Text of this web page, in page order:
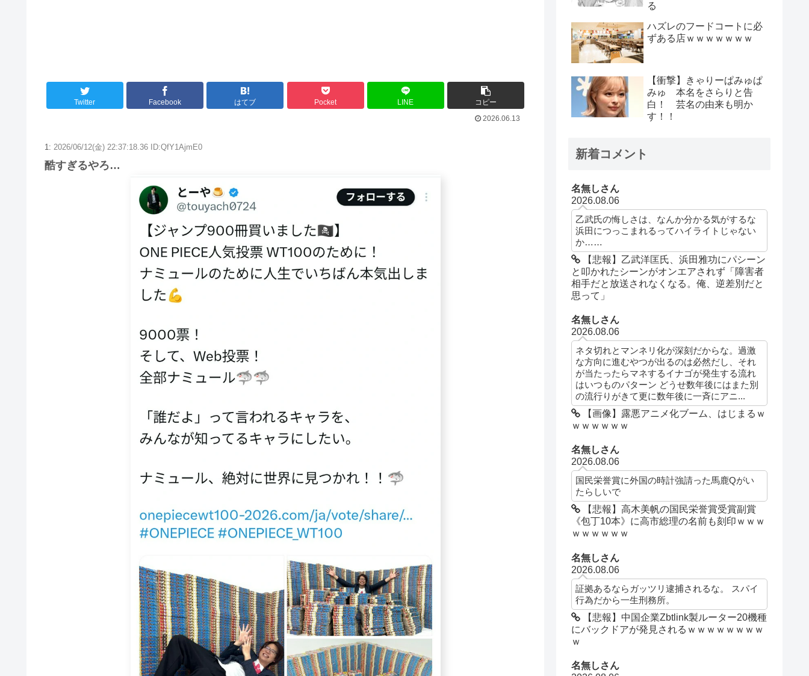
Twitter Facebook はてブ Pocket LINE
コピー
2026.06.13
1: 2026/06/12(金) 22:37:18.36 ID:QfY1AjmE0
酷すぎるやろ…
る
ハズレのフードコートに必
ずある店ｗｗｗｗｗｗｗ
【衝撃】きゃりーぱみゅぱ
みゅ 本名をさらりと告
白！ 芸名の由来も明か
す！！
新着コメント
名無しさん
2026.08.06
乙武氏の悔しさは、なんか分かる気がするな
浜田につっこまれるってハイライトじゃない
か……
【悲報】乙武洋匡氏、浜田雅功にパシーン
と叩かれたシーンがオンエアされず「障害者
相手だと放送されなくなる。俺、逆差別だと
思って」
名無しさん
2026.08.06
ネタ切れとマンネリ化が深刻だからな。過激
な方向に進むやつが出るのは必然だし、それ
が当たったらマネするイナゴが発生する流れ
はいつものパターン どうせ数年後にはまた別
の流行りがきて更に数年後に一斉にアニ...
【画像】露悪アニメ化ブーム、はじまるｗ
ｗｗｗｗｗｗ
名無しさん
2026.08.06
国民栄誉賞に外国の時計強請った馬鹿Qがい
たらしいで
【悲報】高木美帆の国民栄誉賞受賞副賞
《包丁10本》に高市総理の名前も刻印ｗｗｗ
ｗｗｗｗｗｗ
名無しさん
2026.08.06
証拠あるならガッツリ逮捕されるな。 スパイ
行為だから一生刑務所。
【悲報】中国企業Zbtlink製ルーター20機種
にバックドアが発見されるｗｗｗｗｗｗｗｗ
ｗ
名無しさん